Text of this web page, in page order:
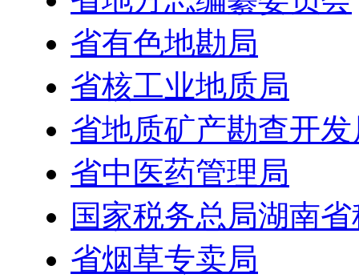
省有色地勘局
省核工业地质局
省地质矿产勘查开发
省中医药管理局
国家税务总局湖南
省烟草专卖局